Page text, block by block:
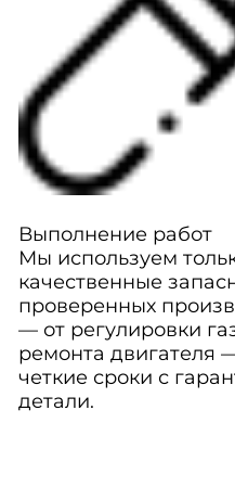
Выполнение работ
Мы используем
качественные
проверенных
— от регулировки
ремонта двигателя
четкие сроки с
детали.